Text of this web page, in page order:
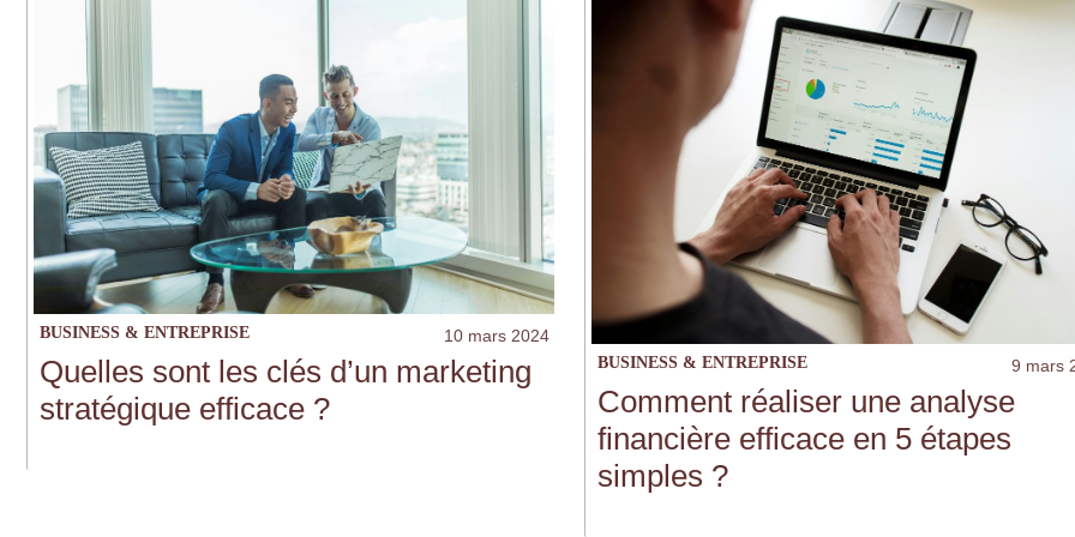
BUSINESS & ENTREPRISE 10 mars 2024
Quelles sont les clés d’un marketing
stratégique efficace ?
BUSINESS & ENTREPRISE 9 mars
Comment réaliser une analyse
financière efficace en 5 étapes
simples ?